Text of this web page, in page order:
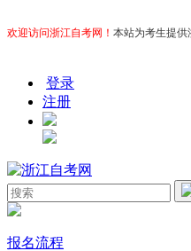
欢迎访问浙江自考网！ 本站为考生提供
登录
注册
报名流程